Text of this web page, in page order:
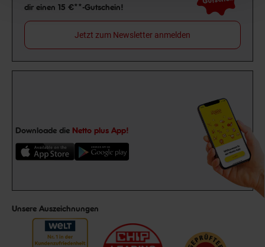
dir einen 15 €**-Gutschein!
Jetzt zum Newsletter anmelden
Downloade die Netto plus App!
Unsere Auszeichnungen